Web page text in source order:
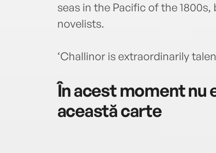
seas in the Pacific of the
novelists.
‘Challinor is extraordinarily
În acest moment nu
această carte